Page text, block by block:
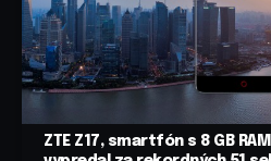
ZTE Z17, smartfón s 8 GB